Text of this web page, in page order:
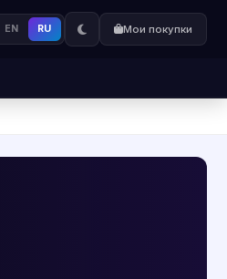
EN RU Мои покупки